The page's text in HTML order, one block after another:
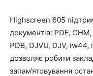
Highscreen 605
документів: PDF,
PDB, DJVU, DJV, iw44,
дозволяє робити
запам’ятовування